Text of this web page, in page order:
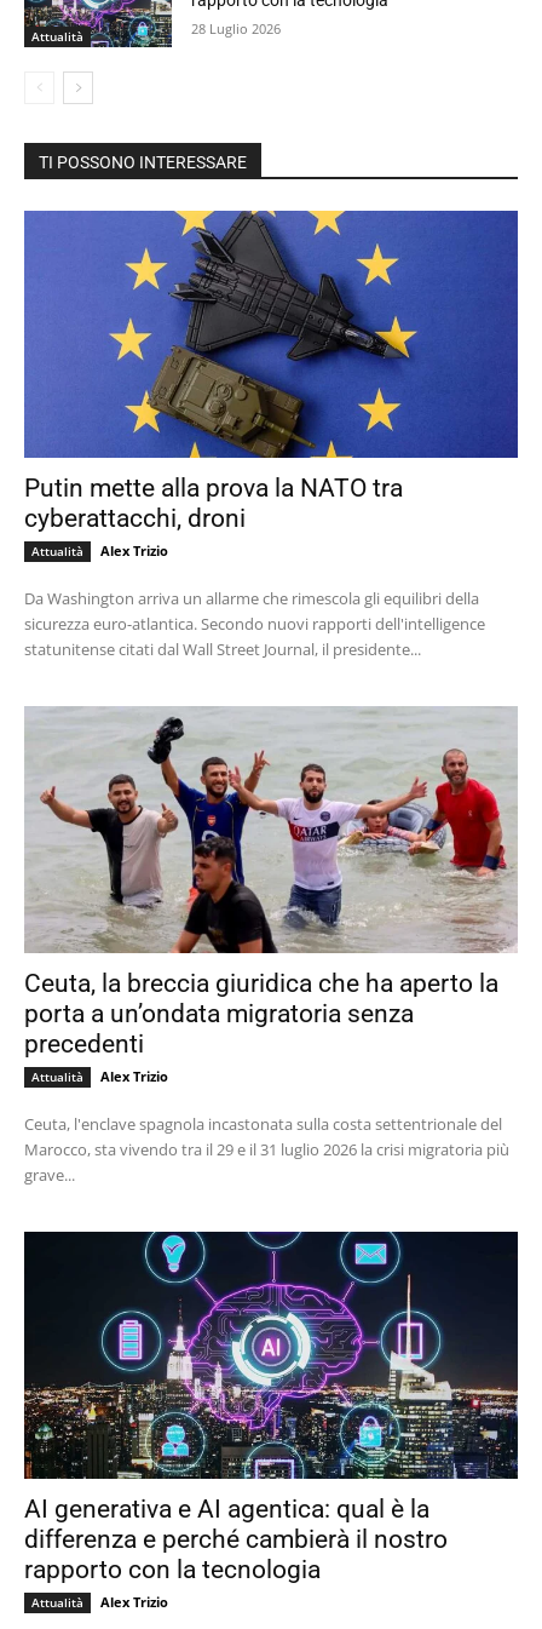
Attualità 28 Luglio 2026
TI POSSONO INTERESSARE
Putin mette alla prova la NATO tra
cyberattacchi, droni
Attualità Alex Trizio
Da Washington arriva un allarme che rimescola gli equilibri della
sicurezza euro-atlantica. Secondo nuovi rapporti dell'intelligence
statunitense citati dal Wall Street Journal, il presidente...
Ceuta, la breccia giuridica che ha aperto la
porta a un’ondata migratoria senza
precedenti
Attualità Alex Trizio
Ceuta, l'enclave spagnola incastonata sulla costa settentrionale del
Marocco, sta vivendo tra il 29 e il 31 luglio 2026 la crisi migratoria più
grave...
AI generativa e AI agentica: qual è la
differenza e perché cambierà il nostro
rapporto con la tecnologia
Attualità Alex Trizio